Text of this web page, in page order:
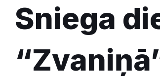
Sniega